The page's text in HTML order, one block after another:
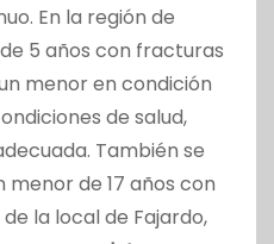
En la región de
5 años con fracturas
menor en condición
de salud,
También se
menor de 17 años con
la local de Fajardo,